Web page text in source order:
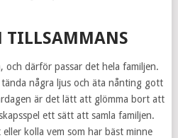
TILLSAMMANS
och därför passar det hela familjen.
några ljus och äta nånting gott
är det lätt att glömma bort att
ett sätt att samla familjen.
kolla vem som har bäst minne